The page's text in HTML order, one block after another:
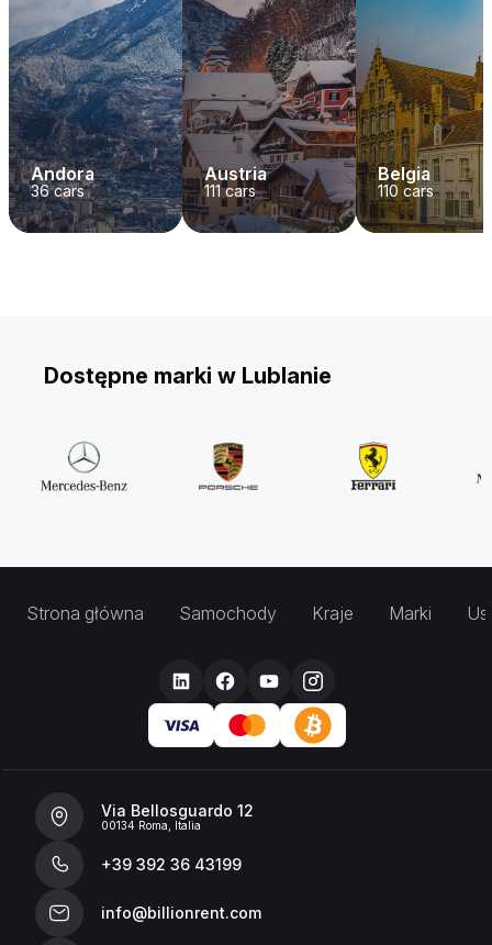
Andora
36cars
Austria
111cars
Belgia
110 cars
Dostępne marki w Lublanie
Strona główna Samochody Kraje Marki
Via Bellosguardo 12
00134 Roma, Italia
+39 392 36 43199
info@billionrent.com